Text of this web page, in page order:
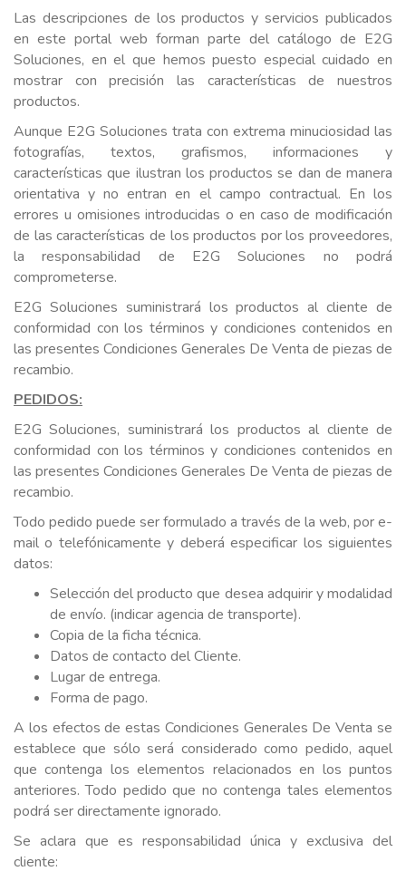
Las descripciones de los productos y servicios publicados
en este portal web forman parte del catálogo de E2G
Soluciones, en el que hemos puesto especial cuidado en
mostrar con precisión las características de nuestros
productos.
Aunque E2G Soluciones trata con extrema minuciosidad las
fotografías, textos, grafismos, informaciones y
características que ilustran los productos se dan de manera
orientativa y no entran en el campo contractual. En los
errores u omisiones introducidas o en caso de modificación
de las características de los productos por los proveedores,
la responsabilidad de E2G Soluciones no podrá
comprometerse.
E2G Soluciones suministrará los productos al cliente de
conformidad con los términos y condiciones contenidos en
las presentes Condiciones Generales De Venta de piezas de
recambio.
PEDIDOS:
E2G Soluciones, suministrará los productos al cliente de
conformidad con los términos y condiciones contenidos en
las presentes Condiciones Generales De Venta de piezas de
recambio.
Todo pedido puede ser formulado a través de la web, por e-
mail o telefónicamente y deberá especificar los siguientes
datos:
Selección del producto que desea adquirir y modalidad
de envío. (indicar agencia de transporte).
Copia de la ficha técnica.
Datos de contacto del Cliente.
Lugar de entrega.
Forma de pago.
A los efectos de estas Condiciones Generales De Venta se
establece que sólo será considerado como pedido, aquel
que contenga los elementos relacionados en los puntos
anteriores. Todo pedido que no contenga tales elementos
podrá ser directamente ignorado.
Se aclara que es responsabilidad única y exclusiva del
cliente: